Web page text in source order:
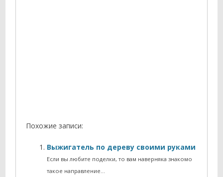
Похожие записи:
Выжигатель по дереву своими руками
Если вы любите поделки, то вам наверняка знакомо
такое направление…